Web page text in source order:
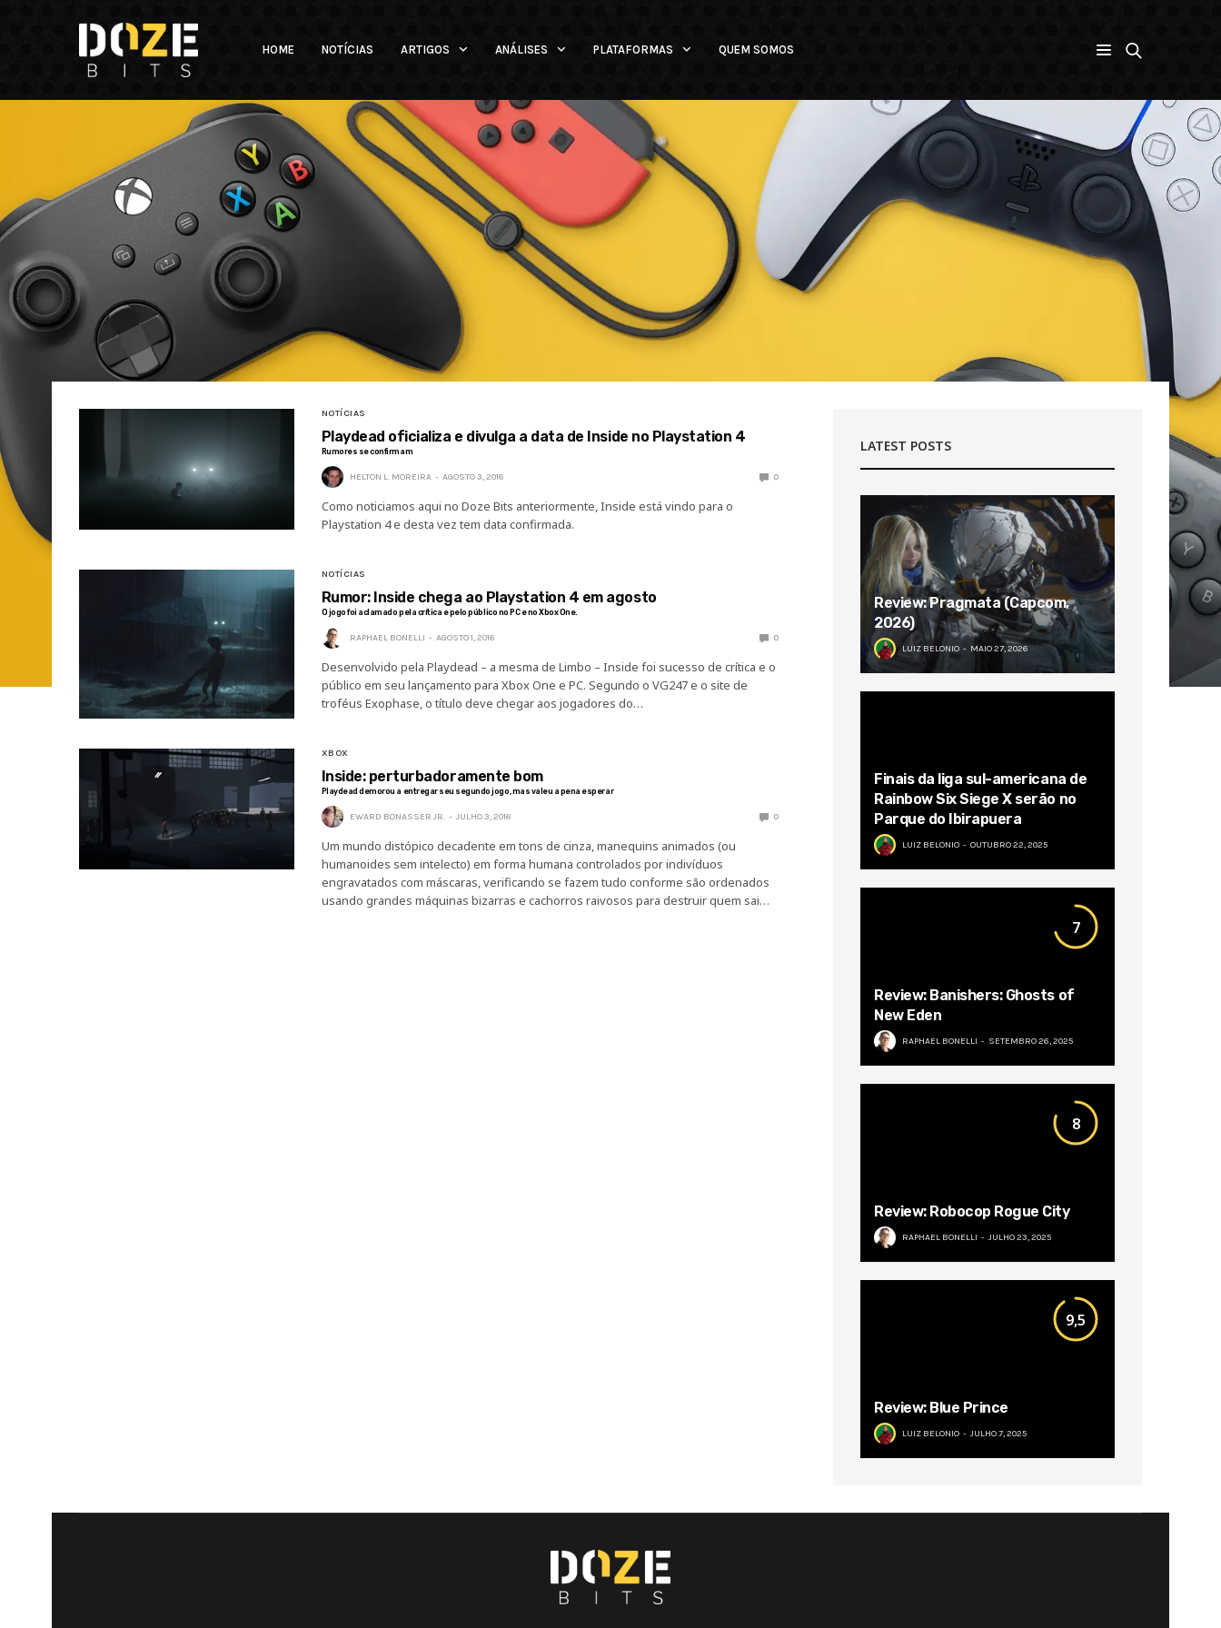
HOME NOTÍCIAS ARTIGOS ANÁLISES PLATAFORMAS QUEM SOMOS
NOTÍCIAS
Playdead oficializa e divulga a data de Inside no Playstation 4
Rumores se confirmam
HELTON L. MOREIRA AGOSTO 3, 2016 0
Como noticiamos aqui no Doze Bits anteriormente, Inside está vindo para o
Playstation 4 e desta vez tem data confirmada.
NOTÍCIAS
Rumor: Inside chega ao Playstation 4 em agosto
O jogo foi aclamado pela crítica e pelo público no PC e no Xbox One.
RAPHAEL BONELLI AGOSTO 1, 2016 0
Desenvolvido pela Playdead – a mesma de Limbo – Inside foi sucesso de crítica e o
público em seu lançamento para Xbox One e PC. Segundo o VG247 e o site de
troféus Exophase, o título deve chegar aos jogadores do…
XBOX
Inside: perturbadoramente bom
Playdead demorou a entregar seu segundo jogo, mas valeu a pena esperar
EWARD BONASSER JR. JULHO 3, 2016 0
Um mundo distópico decadente em tons de cinza, manequins animados (ou
humanoides sem intelecto) em forma humana controlados por indivíduos
engravatados com máscaras, verificando se fazem tudo conforme são ordenados
usando grandes máquinas bizarras e cachorros raivosos para destruir quem sai…
LATEST POSTS
Review: Pragmata (Capcom,
2026)
LUIZ BELONIO MAIO 27, 2026
Finais da liga sul-americana de
Rainbow Six Siege X serão no
Parque do Ibirapuera
LUIZ BELONIO OUTUBRO 22, 2025
7
Review: Banishers: Ghosts of
New Eden
RAPHAEL BONELLI SETEMBRO 26, 2025
8
Review: Robocop Rogue City
RAPHAEL BONELLI JULHO 23, 2025
9,5
Review: Blue Prince
LUIZ BELONIO JULHO 7, 2025